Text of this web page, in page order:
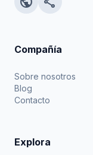
Compañía
Sobre nosotros
Blog
Contacto
Explora